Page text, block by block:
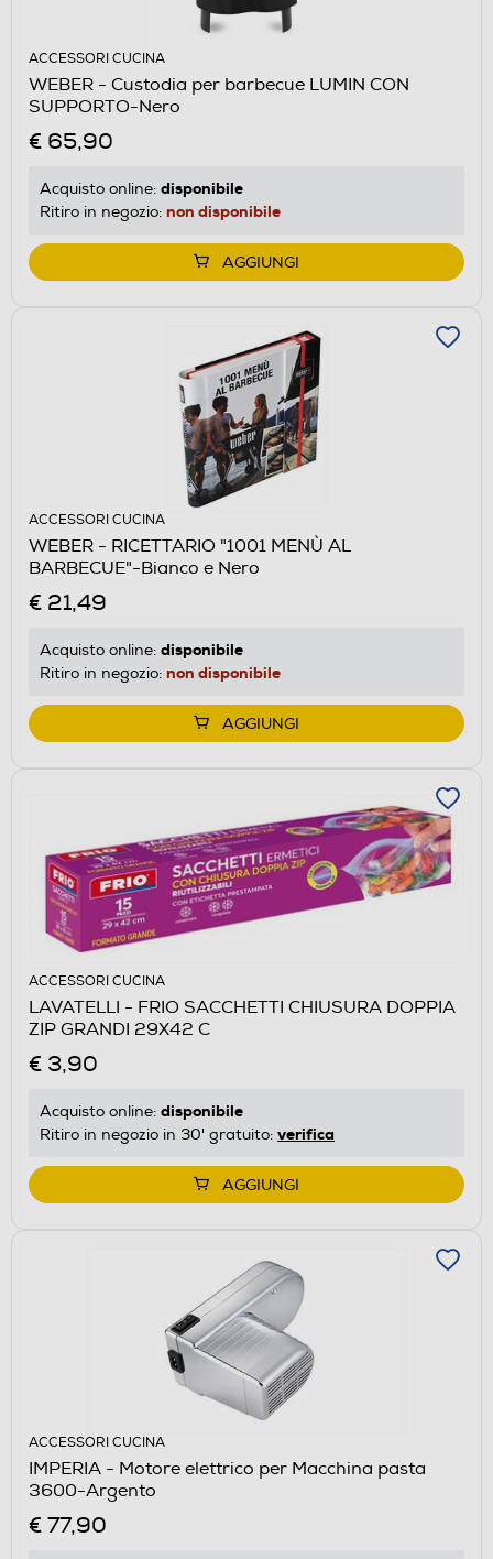
ACCESSORI CUCINA
WEBER - Custodia per barbecue LUMIN CON
SUPPORTO-Nero
€ 65,90
Acquisto online: disponibile
Ritiro in negozio: non disponibile
AGGIUNGI
ACCESSORI CUCINA
WEBER - RICETTARIO "1001 MENÙ AL
BARBECUE"-Bianco e Nero
€ 21,49
Acquisto online: disponibile
Ritiro in negozio: non disponibile
AGGIUNGI
ACCESSORI CUCINA
LAVATELLI - FRIO SACCHETTI CHIUSURA DOPPIA
ZIP GRANDI 29X42 C
€ 3,90
Acquisto online: disponibile
Ritiro in negozio in 30' gratuito: verifica
AGGIUNGI
ACCESSORI CUCINA
IMPERIA - Motore elettrico per Macchina pasta
3600-Argento
€ 77,90